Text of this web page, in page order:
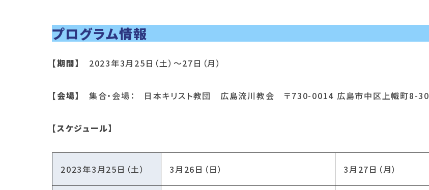
プログラム情報
【期間】 2023年3月25日（土）～27日（月）
【会場】 集合・会場： 日本キリスト教団 広島流川教会 〒730-0014 広島市中区上幟町8-30
【スケジュール】
2023年3月25日（土） 3月26日（日） 3月27日（月）